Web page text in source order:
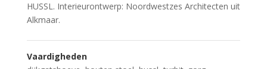
HUSSL. Interieurontwerp: Noordwestzes Architecten uit
Alkmaar.
Vaardigheden